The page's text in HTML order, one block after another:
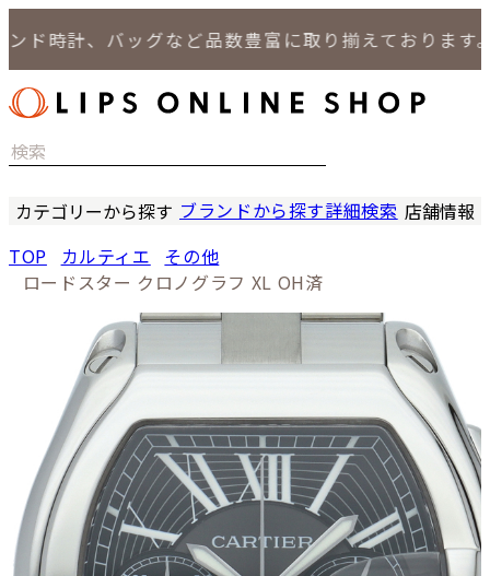
計、バッグなど品数豊富に取り揃えております。
カテゴリーから探す
バッグ
小物
セール商品
ブランドから探す詳細検索 店舗情報
LIPS 通信
TOP カルティエ
その他
ロードスター クロノグラフ XL OH済